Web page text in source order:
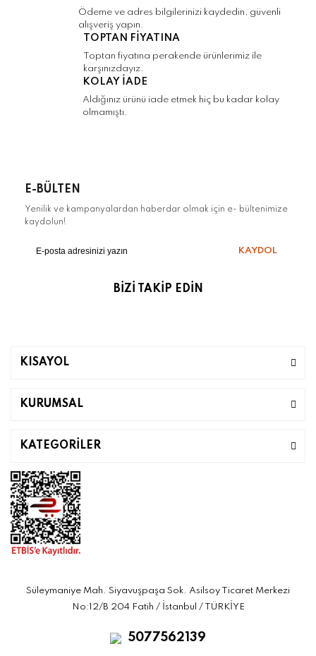
Gönder
Ödeme ve adres bilgilerinizi kaydedin, güvenli
alışveriş yapın.
TOPTAN FİYATINA
Toptan fiyatına perakende ürünlerimiz ile
karşınızdayız.
KOLAY İADE
Aldığınız ürünü iade etmek hiç bu kadar kolay
olmamıştı.
E-BÜLTEN
Yenilik ve kampanyalardan haberdar olmak için e- bültenimize
kaydolun!
KAYDOL
BİZİ TAKİP EDİN
KISAYOL
KURUMSAL
KATEGORİLER
Süleymaniye Mah. Siyavuşpaşa Sok. Asilsoy Ticaret Merkezi
No:12/B 204 Fatih / İstanbul / TÜRKİYE
5077562139